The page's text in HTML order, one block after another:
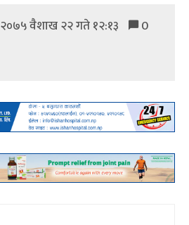
२०७५ वैशाख २२ गते १२:१३ 0